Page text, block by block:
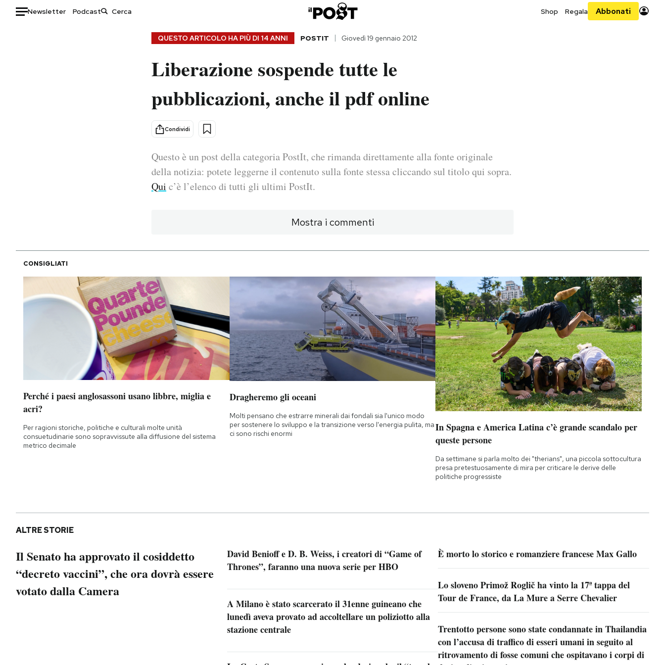
Newsletter Podcast Shop Regala Abbonati
Consumismi
Storie/Idee
Ok Boomer!
Altrecose
I MIEI PREFERITI
CALENDARIO
AREA PERSONALE
Area Personale
Newsletter
QUESTO ARTICOLO HA PIÙ DI 14 ANNI POSTIT Giovedì 19 gennaio 2012
Liberazione sospende tutte le
pubblicazioni, anche il pdf online
Condividi
Questo è un post della categoria PostIt, che rimanda direttamente alla fonte originale
della notizia: potete leggerne il contenuto sulla fonte stessa cliccando sul titolo qui sopra.
Qui c’è l’elenco di tutti gli ultimi PostIt.
Mostra i commenti
CONSIGLIATI
Perché i paesi anglosassoni usano libbre, miglia e
acri?
Per ragioni storiche, politiche e culturali molte unità
consuetudinarie sono sopravvissute alla diffusione del sistema
metrico decimale
Dragheremo gli oceani
Molti pensano che estrarre minerali dai fondali sia l'unico modo
per sostenere lo sviluppo e la transizione verso l'energia pulita, ma
ci sono rischi enormi
In Spagna e America Latina c’è grande scandalo per
queste persone
Da settimane si parla molto dei "therians", una piccola sottocultura
presa pretestuosamente di mira per criticare le derive delle
politiche progressiste
ALTRE STORIE
Il Senato ha approvato il cosiddetto
“decreto vaccini”, che ora dovrà essere
votato dalla Camera
David Benioff e D. B. Weiss, i creatori di “Game of
Thrones”, faranno una nuova serie per HBO
A Milano è stato scarcerato il 31enne guineano che
lunedì aveva provato ad accoltellare un poliziotto alla
stazione centrale
È morto lo storico e romanziere francese Max Gallo
Lo sloveno Primož Roglič ha vinto la 17ª tappa del
Tour de France, da La Mure a Serre Chevalier
Trentotto persone sono state condannate in Thailandia
con l’accusa di traffico di esseri umani in seguito al
ritrovamento di fosse comuni che ospitavano i corpi di